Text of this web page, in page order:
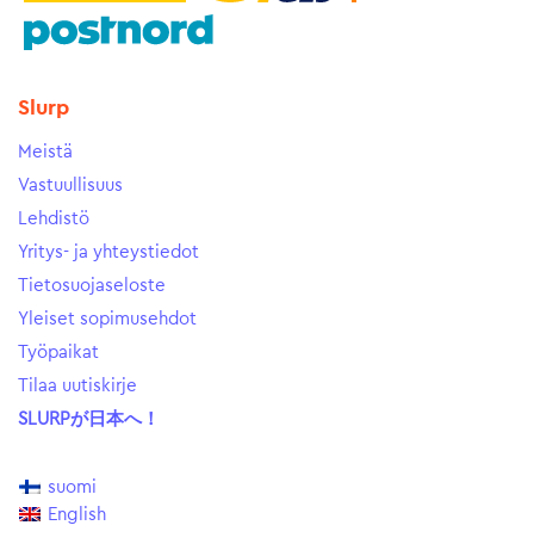
Slurp
Meistä
Vastuullisuus
Lehdistö
Yritys- ja yhteystiedot
Tietosuojaseloste
Yleiset sopimusehdot
Työpaikat
Tilaa uutiskirje
SLURPが日本へ！
suomi
English